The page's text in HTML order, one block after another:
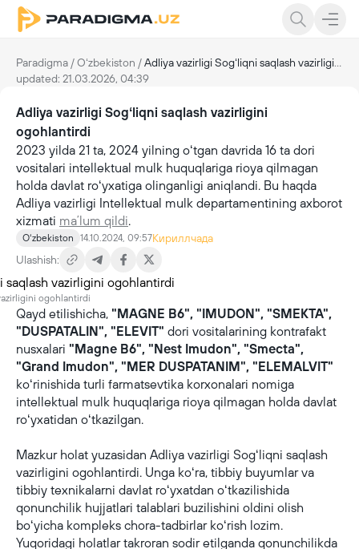
Paradigma /Oʻzbekiston /Adliya vazirligi Sogʻliqni saqlash vazirligini ogohlantirdi
updated: 21.03.2026, 04:39
Adliya vazirligi Sogʻliqni saqlash vazirligini
ogohlantirdi
2023 yilda 21 ta, 2024 yilning oʻtgan davrida 16 ta dori
vositalari intellektual mulk huquqlariga rioya qilmagan
holda davlat roʻyxatiga olinganligi aniqlandi. Bu haqda
Adliya vazirligi Intellektual mulk departamentining axborot
xizmati maʼlum qildi.
Oʻzbekiston 14.10.2024, 09:57Кириллчада
Ulashish:
ogohlantirdi
Qayd etilishicha, "MAGNE B6", "IMUDON", "SMEKTA",
"DUSPATALIN", "ELEVIT" dori vositalarining kontrafakt
nusxalari "Magne B6", "Nest Imudon", "Smecta",
"Grand Imudon", "MER DUSPATANIM", "ELEMALVIT"
koʻrinishida turli farmatsevtika korxonalari nomiga
intellektual mulk huquqlariga rioya qilmagan holda davlat
roʻyxatidan oʻtkazilgan.
Mazkur holat yuzasidan Adliya vazirligi Sogʻliqni saqlash
vazirligini ogohlantirdi. Unga koʻra, tibbiy buyumlar va
tibbiy texnikalarni davlat roʻyxatdan oʻtkazilishida
qonunchilik hujjatlari talablari buzilishini oldini olish
boʻyicha kompleks chora-tadbirlar koʻrish lozim.
Yuqoridagi holatlar takroran sodir etilganda qonunchilikda